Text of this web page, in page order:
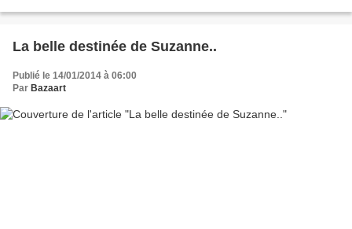
La belle destinée de Suzanne..
Publié le 14/01/2014 à 06:00
Par Bazaart